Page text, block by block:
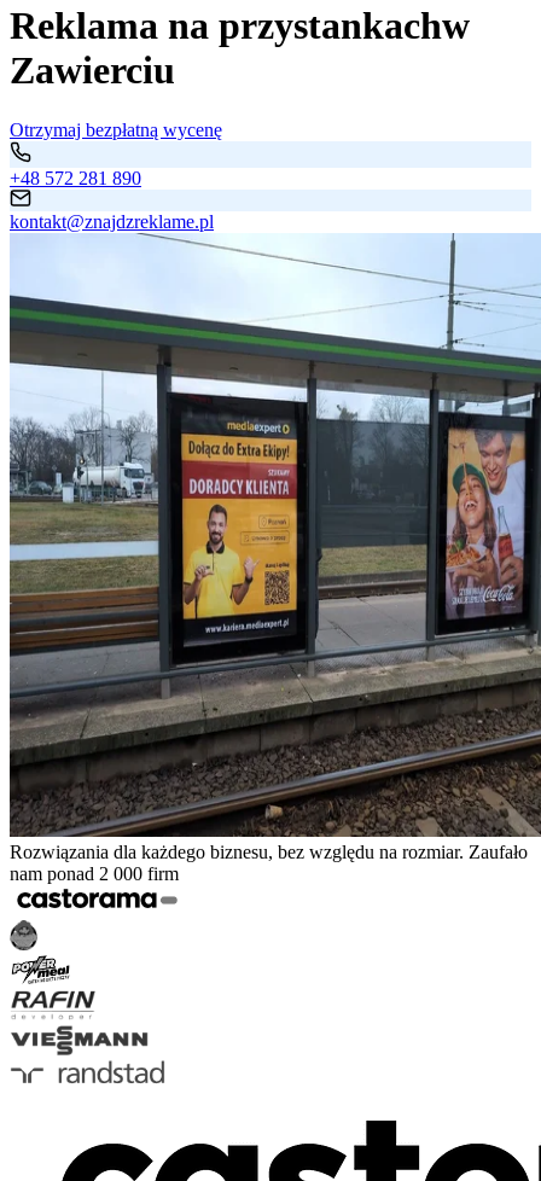
Reklama na przystankachw
Zawierciu
Otrzymaj bezpłatną wycenę
+48 572 281 890
kontakt@znajdzreklame.pl
Rozwiązania dla każdego biznesu, bez względu na rozmiar. Zaufało
nam ponad 2 000 firm